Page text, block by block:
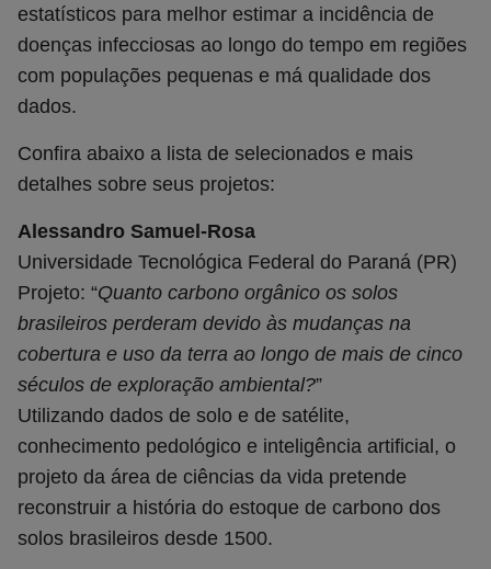
estatísticos para melhor estimar a incidência de
doenças infecciosas ao longo do tempo em regiões
com populações pequenas e má qualidade dos
dados.
Confira abaixo a lista de selecionados e mais
detalhes sobre seus projetos:
Alessandro Samuel-Rosa
Universidade Tecnológica Federal do Paraná (PR)
Projeto: “Quanto carbono orgânico os solos
brasileiros perderam devido às mudanças na
cobertura e uso da terra ao longo de mais de cinco
séculos de exploração ambiental?”
Utilizando dados de solo e de satélite,
conhecimento pedológico e inteligência artificial, o
projeto da área de ciências da vida pretende
reconstruir a história do estoque de carbono dos
solos brasileiros desde 1500.